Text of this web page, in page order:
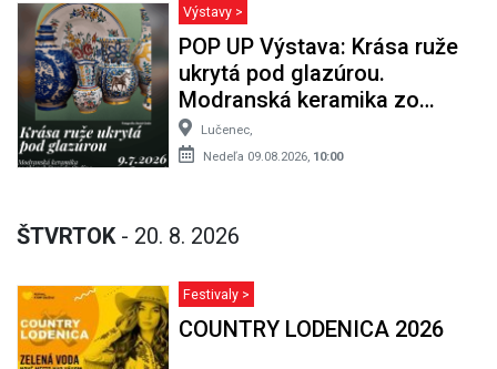
Výstavy >
POP UP Výstava: Krása ruže
ukrytá pod glazúrou.
Modranská keramika zo
zbierky Daniela Ozdína
Lučenec,
Nedeľa 09.08.2026, 10:00
ŠTVRTOK - 20. 8. 2026
Festivaly >
COUNTRY LODENICA 2026